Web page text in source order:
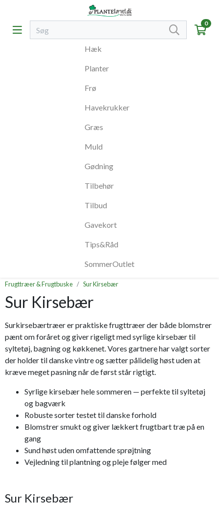
0
Hæk
Planter
Frø
Havekrukker
Græs
Muld
Gødning
Tilbehør
Tilbud
Gavekort
Tips&Råd
SommerOutlet
Frugttræer & Frugtbuske Sur Kirsebær
Sur Kirsebær
Surkirsebærtræer er praktiske frugttræer der både blomstrer
pænt om foråret og giver rigeligt med syrlige kirsebær til
syltetøj, bagning og køkkenet. Vores gartnere har valgt sorter
der holder til danske vintre og sætter pålidelig høst uden at
kræve meget pasning når de først står rigtigt.
Syrlige kirsebær hele sommeren — perfekte til syltetøj
og bagværk
Robuste sorter testet til danske forhold
Blomstrer smukt og giver lækkert frugtbart træ på en
gang
Sund høst uden omfattende sprøjtning
Vejledning til plantning og pleje følger med
Sur Kirsebær